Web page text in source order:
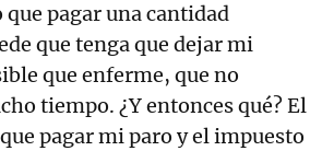
pagar una cantidad
que tenga que dejar mi
que enferme, que no
tiempo. ¿Y entonces qué? El
pagar mi paro y el impuesto